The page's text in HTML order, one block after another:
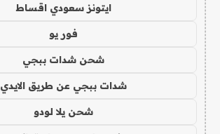
ايتونز سعودي اقساط
فور يو
شحن شدات ببجي
شدات ببجي عن طريق الايدي
شحن يلا لودو